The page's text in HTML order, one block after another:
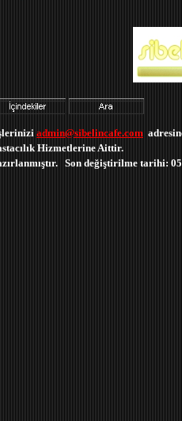
admin@sibelincafe.com
Hizmetlerine Aittir.
Son değiştirilme tarihi: